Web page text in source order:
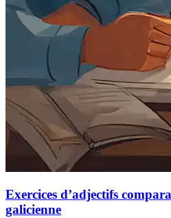
Exercices d’adjectifs
galicienne